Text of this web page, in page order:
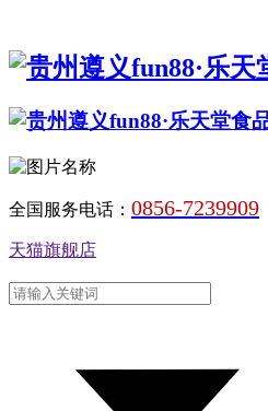
全国服务电话： 0856-7239909
天猫旗舰店